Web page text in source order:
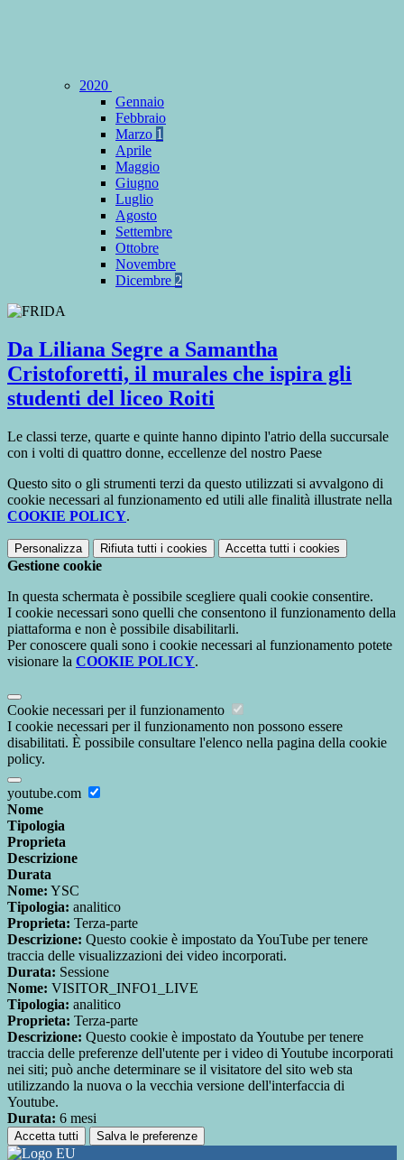
2020
Gennaio
Febbraio
Marzo 1
Aprile
Maggio
Giugno
Luglio
Agosto
Settembre
Ottobre
Novembre
Dicembre 2
Da Liliana Segre a Samantha
Cristoforetti, il murales che ispira gli
studenti del liceo Roiti
Le classi terze, quarte e quinte hanno dipinto l'atrio della succursale
con i volti di quattro donne, eccellenze del nostro Paese
Questo sito o gli strumenti terzi da questo utilizzati si avvalgono di
cookie necessari al funzionamento ed utili alle finalità illustrate nella
COOKIE POLICY.
Personalizza Rifiuta tutti i cookies Accetta tutti i cookies
Gestione cookie
In questa schermata è possibile scegliere quali cookie consentire.
I cookie necessari sono quelli che consentono il funzionamento della
piattaforma e non è possibile disabilitarli.
Per conoscere quali sono i cookie necessari al funzionamento potete
visionare la COOKIE POLICY.
Cookie necessari per il funzionamento
I cookie necessari per il funzionamento non possono essere
disabilitati. È possibile consultare l'elenco nella pagina della cookie
policy.
youtube.com
Nome
Tipologia
Proprieta
Descrizione
Durata
Nome: YSC
Tipologia: analitico
Proprieta: Terza-parte
Descrizione: Questo cookie è impostato da YouTube per tenere
traccia delle visualizzazioni dei video incorporati.
Durata: Sessione
Nome: VISITOR_INFO1_LIVE
Tipologia: analitico
Proprieta: Terza-parte
Descrizione: Questo cookie è impostato da Youtube per tenere
traccia delle preferenze dell'utente per i video di Youtube incorporati
nei siti; può anche determinare se il visitatore del sito web sta
utilizzando la nuova o la vecchia versione dell'interfaccia di
Youtube.
Durata: 6 mesi
Accetta tutti Salva le preferenze